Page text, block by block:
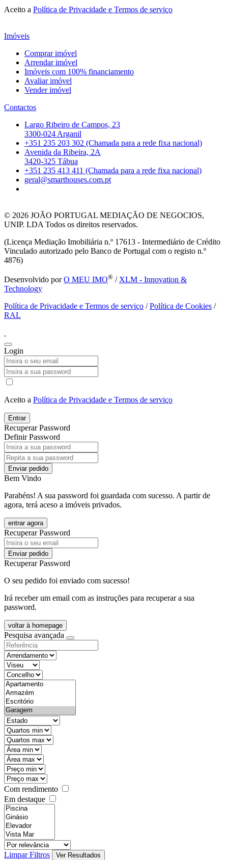
Aceito a Política de Privacidade e Termos de serviço
Imóveis
Comprar imóvel
Arrendar imóvel
Imóveis com 100% financiamento
Avaliar imóvel
Vender imóvel
Contactos
Largo Ribeiro de Campos, 23
3300-024 Arganil
+351 235 203 302 (Chamada para a rede fixa nacional)
Avenida da Ribeira, 2A
3420-325 Tábua
+351 235 413 411 (Chamada para a rede fixa nacional)
geral@smarthouses.com.pt
© 2026 JOÃO PORTUGAL MEDIAÇÃO DE NEGOCIOS,
UNIP. LDA Todos os direitos reservados.
(Licença Mediação Imobiliária n.º 17613 - Intermediário de Crédito
Vinculado autorizado pelo Banco de Portugal com o registo n.º
4876)
Desenvolvido porO MEU IMO® / XLM - Innovation &
Technology
Política de Privacidade e Termos de serviço /Política de Cookies /
RAL
Login
Aceito a Política de Privacidade e Termos de serviço
Entrar
Recuperar Password
Definir Password
Enviar pedido
Bem Vindo
Parabéns! A sua password foi guardada com sucesso. A partir de
agora, terá aceso a imóveis privados.
entrar agora
Recuperar Password
Enviar pedido
Recuperar Password
O seu pedido foi enviado com sucesso!
Irá receber um email com as instruções para recuperar a sua
password.
voltar à homepage
Pesquisa avançada
Com rendimento
Em destaque
Limpar Filtros Ver Resultados